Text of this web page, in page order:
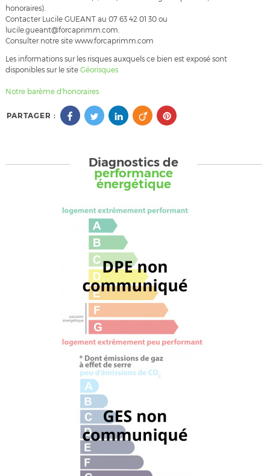
honoraires).
Contacter Lucile GUEANT au 07 63 42 01 30 ou
lucile.gueant@forcaprimm.com.
Consulter notre site www.forcaprimm.com
Les informations sur les risques auxquels ce bien est exposé sont
disponibles sur le site Géorisques
Notre barème d'honoraires
PARTAGER :
Diagnostics de
performance
énergétique